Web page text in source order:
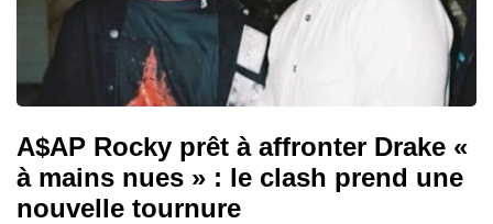
A$AP Rocky prêt à affronter Drake «
à mains nues » : le clash prend une
nouvelle tournure